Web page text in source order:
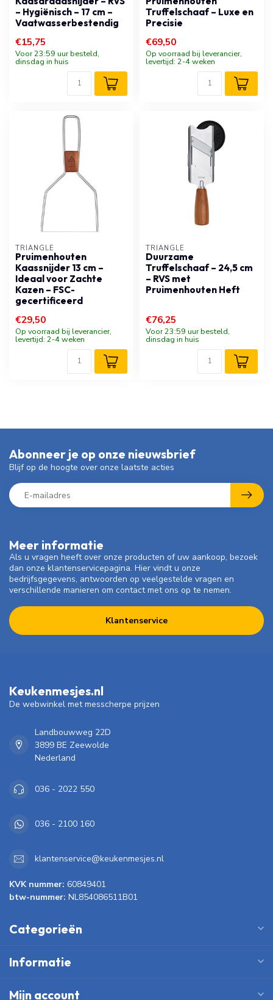
– Hygiënisch – 17 cm –
Vaatwasserbestendig
€15,75
Voor 23:59 uur besteld,
dinsdag in huis
Truffelschaaf – Luxe en
Precisie
€69,50
Op voorraad bij leverancier,
levertijd: 2-4 weken
TRIANGLE
Pruimenhouten
Kaassnijder 13 cm –
Ideaal voor Zachte
Kazen – FSC-
gecertificeerd
€29,50
Op voorraad bij leverancier,
levertijd: 2-4 weken
TRIANGLE
Duurzame
Truffelschaaf – 24,5 cm
– RVS met
Pruimenhouten Heft
€76,25
Voor 23:59 uur besteld,
dinsdag in huis
Meer informatie
Als u vragen heeft over onze producten of uw aankoop, bezoek
dan onze klantenservicepagina. Hier vindt u onze
bedrijfsgegevens, antwoorden op veelgestelde vragen en
verschillende manieren om contact met ons op te nemen.
Klantenservice
Abonneer je op onze nieuwsbrief
Blijf op de hoogte over onze laatste acties
Keukenmesjes.nl
De webwinkel met messcherpe prijzen
Landbouwweg 22D
3899 BE Zeewolde
Nederland
036 - 2022 550
036 - 2100 160
klantenservice@keukenmesjes.nl
KVK nummer: 60849401
btw-nummer: NL854086511B01
Categorieën
Informatie
Mijn account